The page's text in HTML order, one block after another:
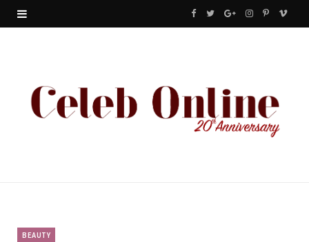
F
e
b
T
t
G
g
l
I
t
a
P
t
e
V
BEAUTY